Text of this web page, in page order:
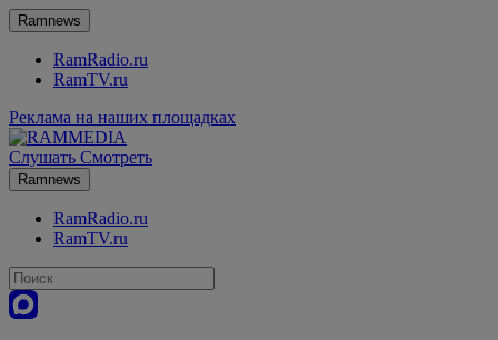
Ramnews
RamRadio.ru
RamTV.ru
Реклама на наших площадках
Слушать Смотреть
Ramnews
RamRadio.ru
RamTV.ru